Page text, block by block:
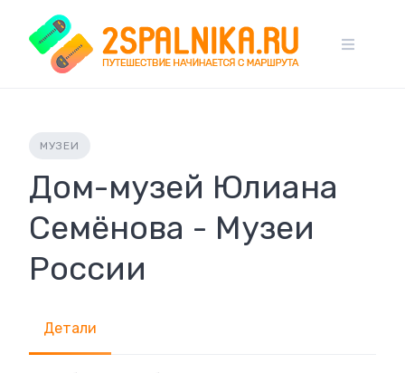
content
МУЗЕИ
Дом-музей Юлиана
Семёнова - Музеи
России
Детали